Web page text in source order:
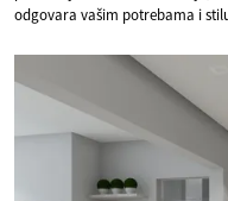
odgovara vašim potrebama i